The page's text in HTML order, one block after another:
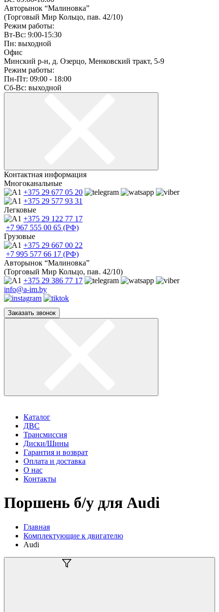
Авторынок “Малиновка”
(Торговый Мир Кольцо, пав. 42/10)
Режим работы:
Вт-Вс: 9:00-15:30
Пн: выходной
Офис
Минский р-н, д. Озерцо, Менковский тракт, 5-9
Режим работы:
Пн-Пт: 09:00 - 18:00
Сб-Вс: выходной
Контактная информация
Многоканальные
+375 29 677 05 20
+375 29 577 93 31
Легковые
+375 29 122 77 17
+7 967 555 00 65 (РФ)
Грузовые
+375 29 667 00 22
+7 995 577 66 17 (РФ)
Авторынок “Малиновка”
(Торговый Мир Кольцо, пав. 42/10)
+375 29 386 77 17
info@a-im.by
Заказать звонок
Каталог
ДВС
Трансмиссия
Диски/Шины
Гарантия и возврат
Оплата и доставка
О нас
Контакты
Поршень б/у для Audi
Главная
Комплектующие к двигателю
Audi